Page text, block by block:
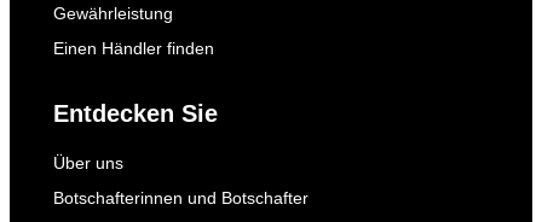
Gewährleistung
Einen Händler finden
Entdecken Sie
Über uns
Botschafterinnen und Botschafter